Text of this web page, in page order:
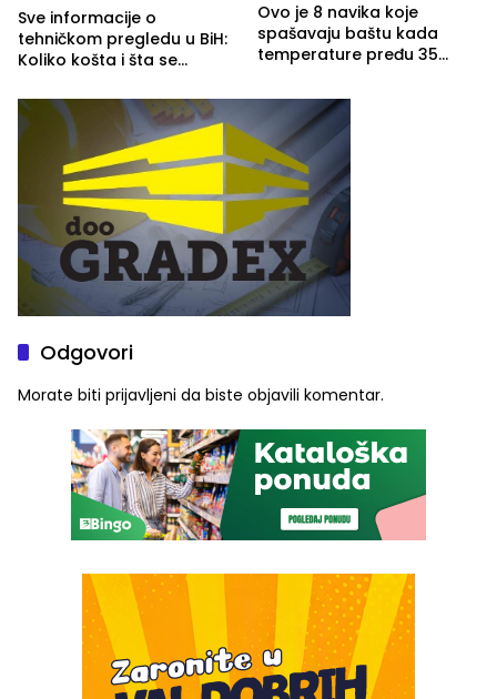
Sve informacije o
tehničkom pregledu u BiH:
Koliko košta i šta se
Ovo je 8 navika koje
spašavaju baštu kada
temperature pređu 35
Odgovori
Morate biti prijavljeni da biste objavili komentar.